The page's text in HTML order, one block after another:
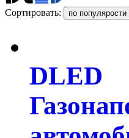
Сортировать:
DLED